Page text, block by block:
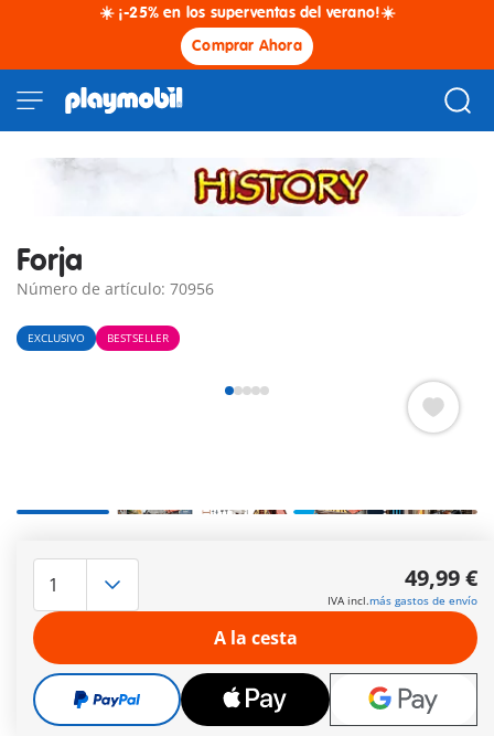
☀️ ¡-25% en los superventas del verano!☀️
Comprar Ahora
Forja
Número de artículo: 70956
EXCLUSIVO BESTSELLER
Más información
Envío gratis a partir normal
de 60 € (Península y
Envío gratisa partir de60 €(Península y Baleares) |
a partir de
150 €(Canarias, Ceuta y Melilla)
Regalo gratisen pedidos desde30 €
49,99 €
IVA incl.más gastos de envío
A la cesta